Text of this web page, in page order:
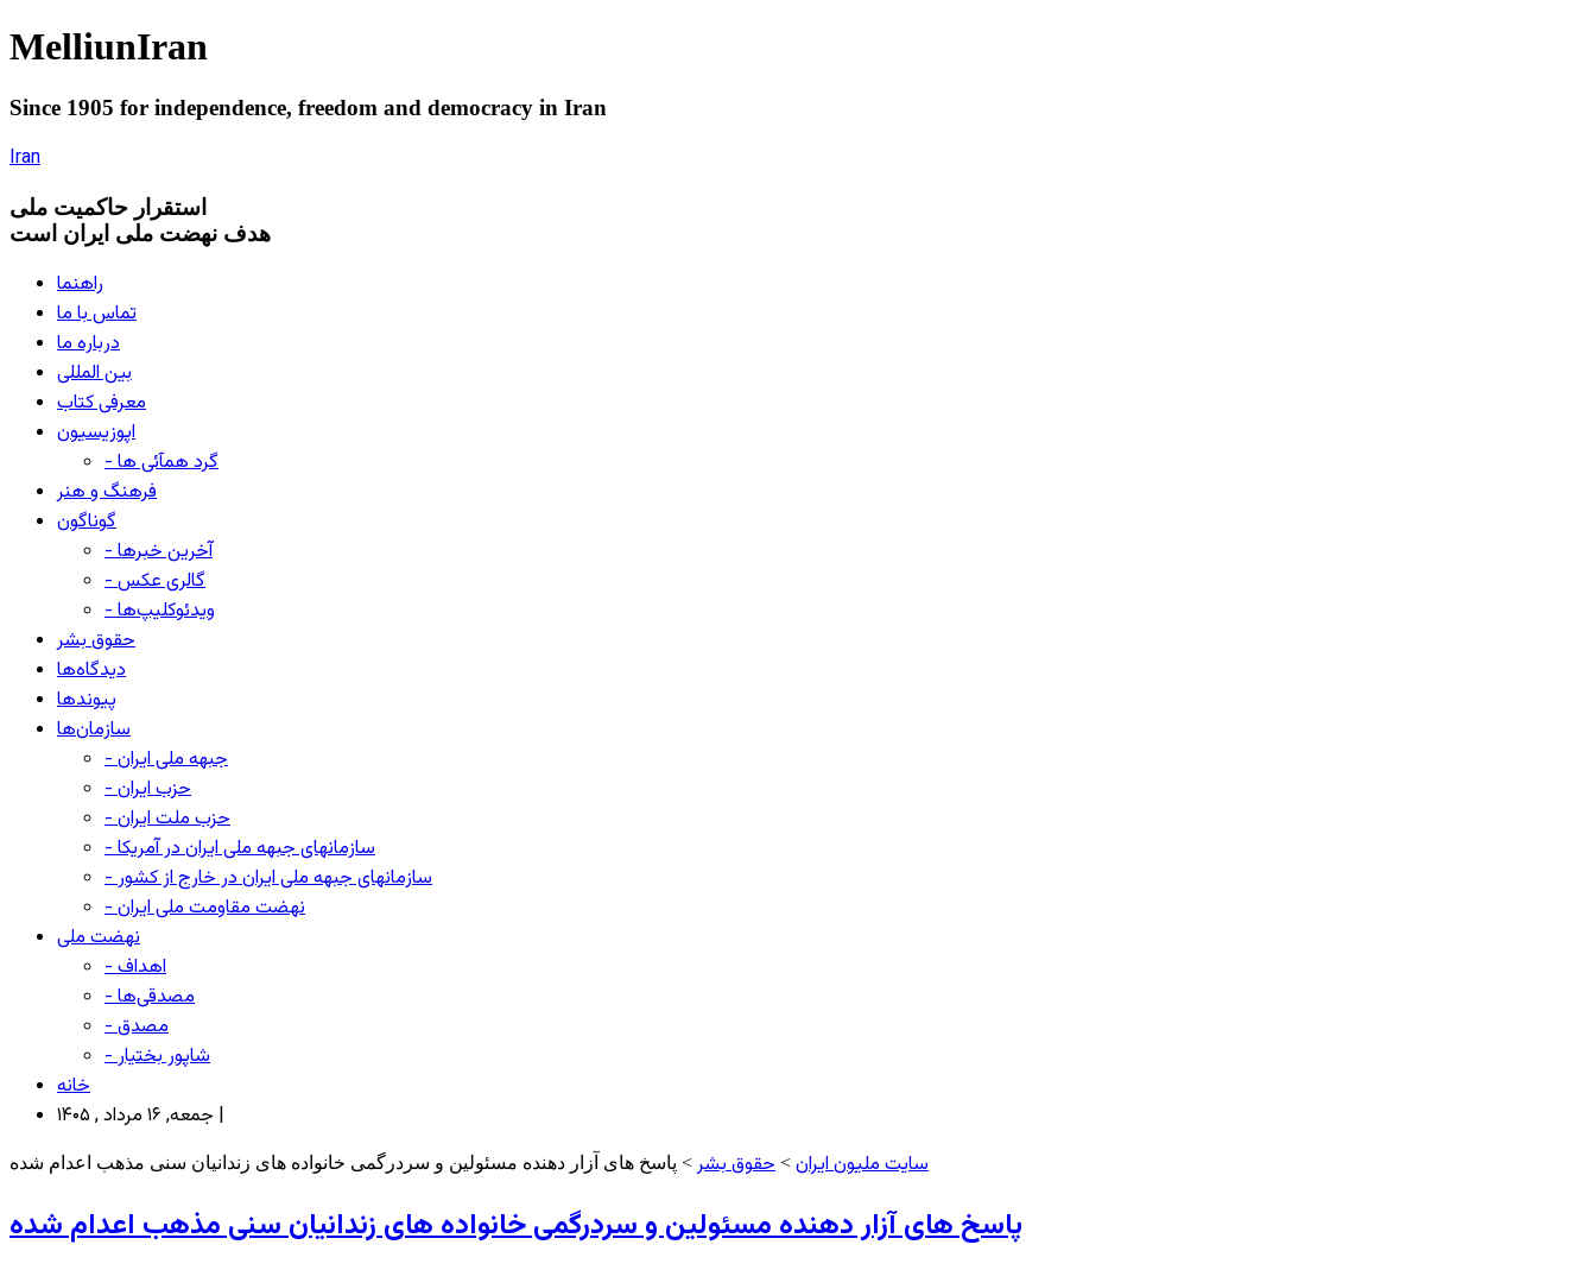
MelliunIran
Since 1905 for independence, freedom and democracy in Iran
Iran
استقرار حاکميت ملی
هدف نهضت ملی ایران است
راهنما
تماس با ما
درباره ما
بین المللی
معرفی کتاب
اپوزیسیون
- گرد همآئی ها
فرهنگ و هنر
گوناگون
- آخرین خبرها
- گالری عکس
- ویدئوکلیپ‌ها
حقوق بشر
دیدگاه‌ها
پیوندها
سازمان‌ها
- جبهه ملی ایران
- حزب ایران
- حزب ملت ایران
- سازمانهای جبهه ملی ایران در آمریکا
- سازمانهای جبهه ملی ایران در خارج از کشور
- نهضت مقاومت ملی ایران
نهضت ملی
- اهداف
- مصدقی‌ها
- مصدق
- شاپور بختیار
خانه
جمعه, ۱۶ مرداد , ۱۴۰۵ |
سایت ملیون ایران > حقوق بشر > پاسخ های آزار دهنده مسئولین و سردرگمی خانواده های زندانیان سنی مذهب اعدام شده
پاسخ های آزار دهنده مسئولین و سردرگمی خانواده های زندانیان سنی مذهب اعدام شده